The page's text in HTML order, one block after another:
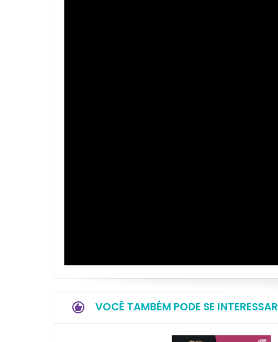
VOCÊ TAMBÉM PODE SE INTERESSAR